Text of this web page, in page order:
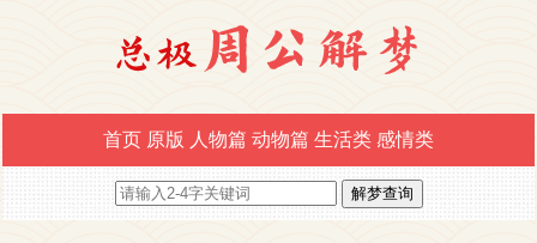
首页 原版 人物篇 动物篇 生活类 感情类